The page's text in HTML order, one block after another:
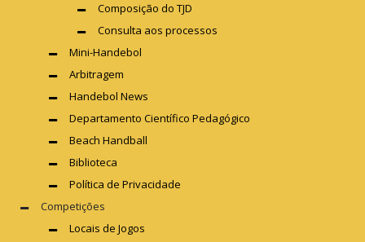
Composição do TJD
Consulta aos processos
Mini-Handebol
Arbitragem
Handebol News
Departamento Científico Pedagógico
Beach Handball
Biblioteca
Política de Privacidade
Competições
Locais de Jogos